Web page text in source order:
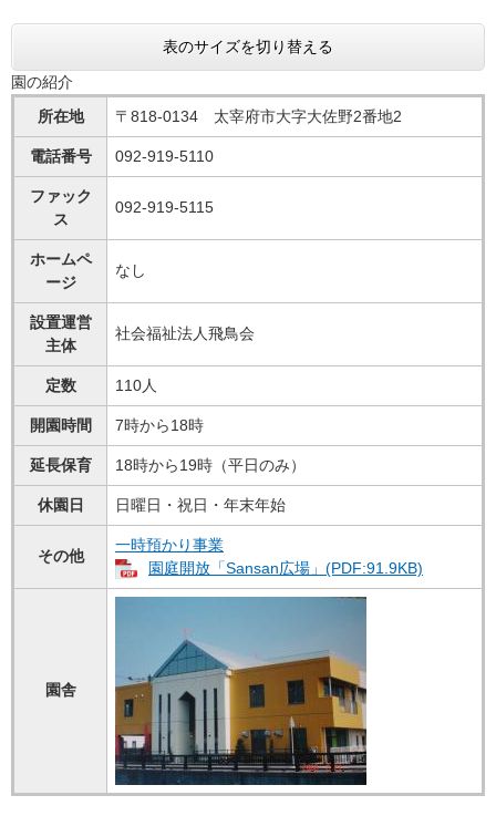
表のサイズを切り替える
園の紹介
所在地
〒818-0134 太宰府市大字大佐野2番地2
電話番号 092-919-5110
ファック
ス
092-919-5115
ホームペ
ージ
なし
設置運営
主体
社会福祉法人飛鳥会
定数 110人
開園時間 7時から18時
延長保育 18時から19時（平日のみ）
休園日 日曜日・祝日・年末年始
その他
一時預かり事業
園庭開放「Sansan広場」(PDF:91.9KB)
園舎